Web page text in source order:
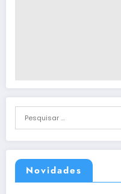
Novidades